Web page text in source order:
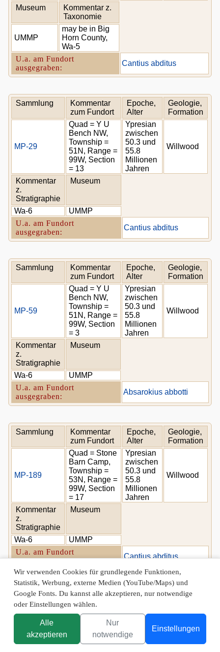
Wir verwenden Cookies für grundlegende Funktionen,
Statistik, Werbung, externe Medien (YouTube/Maps) und
Google Fonts. Du kannst alle akzeptieren, nur notwendige
oder Einstellungen wählen.
Alle
akzeptieren
Nur
notwendige
Einstellungen
Museum
Kommentar z.
Taxonomie
UMMP
may be in Big
Horn County,
Wa-5
U.a. am Fundort
ausgegraben:
Cantius abditus
Sammlung
Kommentar
zum Fundort
Epoche,
Alter
Geologie,
Formation
MP-29
Quad = Y U
Bench NW,
Township =
51N, Range =
99W, Section
= 13
Ypresian
zwischen
50.3 und
55.8
Millionen
Jahren
Willwood
Kommentar
z.
Stratigraphie
Museum
Wa-6
UMMP
U.a. am Fundort
ausgegraben:
Cantius abditus
Sammlung
Kommentar
zum Fundort
Epoche,
Alter
Geologie,
Formation
MP-59
Quad = Y U
Bench NW,
Township =
51N, Range =
99W, Section
= 3
Ypresian
zwischen
50.3 und
55.8
Millionen
Jahren
Willwood
Kommentar
z.
Stratigraphie
Museum
Wa-6
UMMP
U.a. am Fundort
ausgegraben:
Absarokius abbotti
Sammlung
Kommentar
zum Fundort
Epoche,
Alter
Geologie,
Formation
MP-189
Quad = Stone
Barn Camp,
Township =
53N, Range =
99W, Section
= 17
Ypresian
zwischen
50.3 und
55.8
Millionen
Jahren
Willwood
Kommentar
z.
Stratigraphie
Museum
Wa-6
UMMP
U.a. am Fundort
ausgegraben:
Cantius abditus
Sammlung
Kommentar
zum Fundort
Epoche,
Geologie,
MP-270
Quad =
Township =
54N, Range =
Ypresian
zwischen
50.3 und
55.8